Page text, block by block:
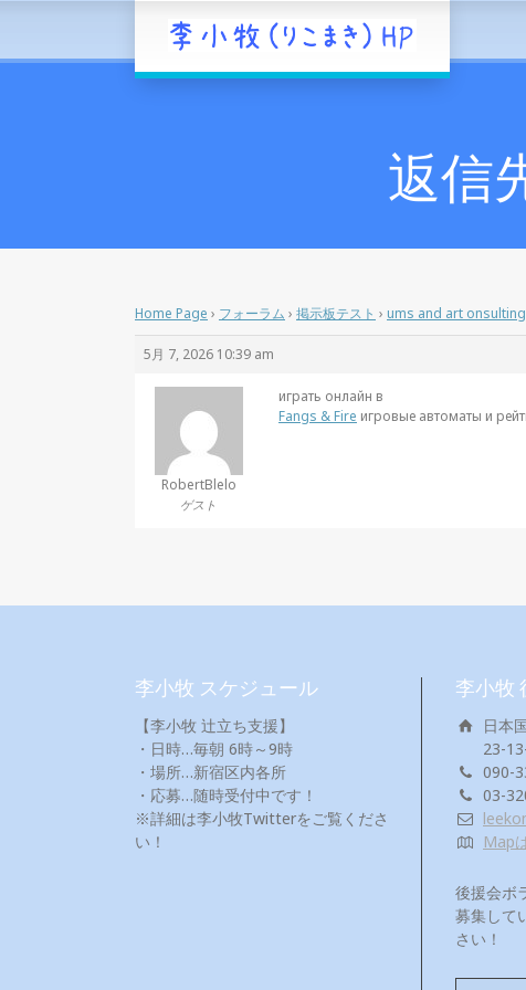
返信
Home Page › フォーラム › 掲示板テスト › ums and art onsulting
5月 7, 2026 10:39 am
RobertBlelo
ゲスト
играть онлайн в
Fangs & Fire игровые автоматы и
李小牧 スケジュール
【李小牧 辻立ち支援】
・日時…毎朝 6時～9時
・場所…新宿区内各所
・応募…随時受付中です！
※詳細は李小牧Twitterをご覧くださ
い！
李小牧
日本
23-
090-
03-
Map
後援会ボ
募集して
さい！